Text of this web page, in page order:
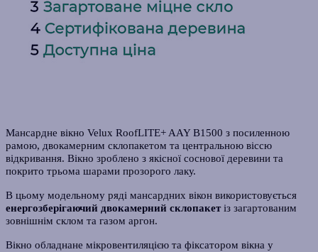
Мансардне вікно Velux RoofLITE+ AAY B1500 з посиленною
рамою, двокамерним склопакетом та центральною віссю
відкривання. Вікно зроблено з якісної соснової деревини та
покрито трьома шарами прозорого лаку.
В цьому модельному ряді мансардних вікон використовується
енергозберігаючий двокамерний склопакетіз загартованим
зовнішнім склом та газом аргон.
Вікно обладнане мікровентиляцією та фіксатором вікна у